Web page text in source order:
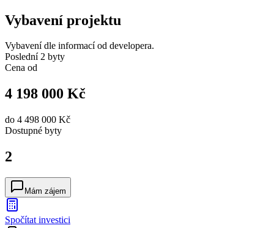
Vybavení projektu
Vybavení dle informací od developera.
Poslední 2 byty
Cena od
4 198 000 Kč
do 4 498 000 Kč
Dostupné byty
2
Mám zájem
Spočítat investici